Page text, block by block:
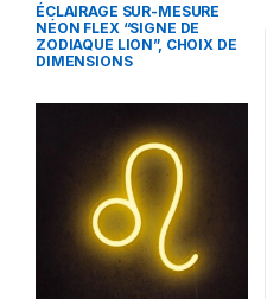
ÉCLAIRAGE SUR-MESURE
NÉON FLEX “SIGNE DE
ZODIAQUE LION”, CHOIX DE
DIMENSIONS